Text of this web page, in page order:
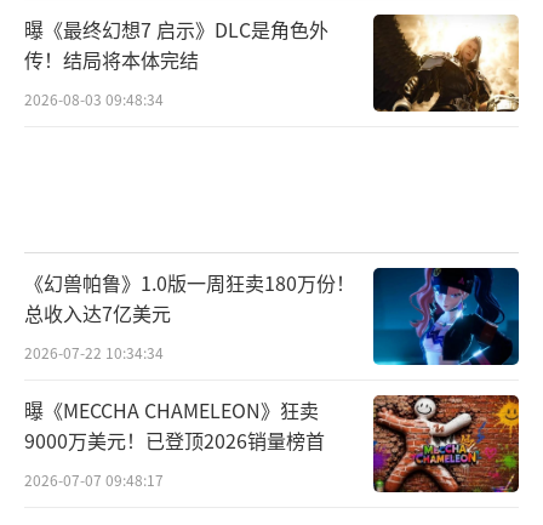
曝《最终幻想7 启示》DLC是角色外
传！结局将本体完结
2026-08-03 09:48:34
《幻兽帕鲁》1.0版一周狂卖180万份！
总收入达7亿美元
2026-07-22 10:34:34
曝《MECCHA CHAMELEON》狂卖
9000万美元！已登顶2026销量榜首
2026-07-07 09:48:17